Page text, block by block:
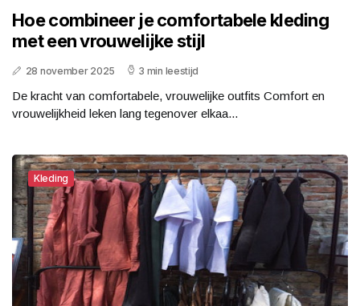
Hoe combineer je comfortabele kleding
met een vrouwelijke stijl
28 november 2025 3 min leestijd
De kracht van comfortabele, vrouwelijke outfits Comfort en
vrouwelijkheid leken lang tegenover elkaa...
Kleding